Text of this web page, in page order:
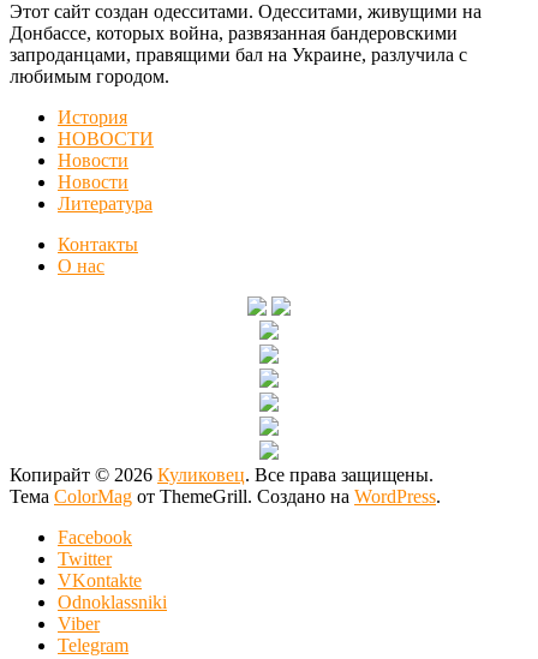
Этот сайт создан одесситами. Одесситами, живущими на
Донбассе, которых война, развязанная бандеровскими
запроданцами, правящими бал на Украине, разлучила с
любимым городом.
История
НОВОСТИ
Новости
Новости
Литература
Контакты
О нас
Копирайт © 2026 Куликовец. Все права защищены.
Тема ColorMag от ThemeGrill. Создано на WordPress.
Facebook
Twitter
VKontakte
Odnoklassniki
Viber
Telegram